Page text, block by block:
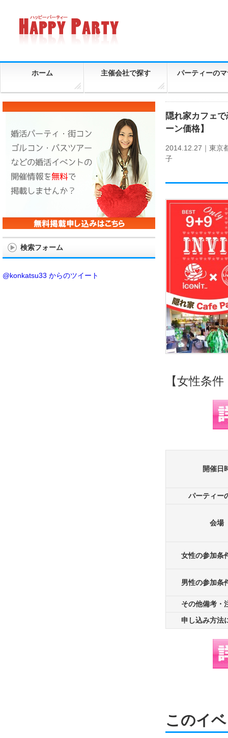
ホーム 主催会社で探す パーティーの
隠れ家カフェ
ーン価格】
2014.12.27｜ 東京
子
【女性条
開催日
パーティー
会場
女性の参加条
男性の参加条
その他備考・
申し込み方法
このイ
検索フォーム
@konkatsu33 からのツイート